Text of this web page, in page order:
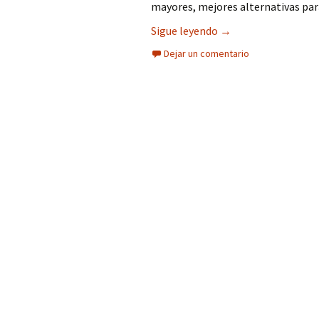
mayores, mejores alternativas
Sigue leyendo Fortalece la salud
→
Dejar un comentario